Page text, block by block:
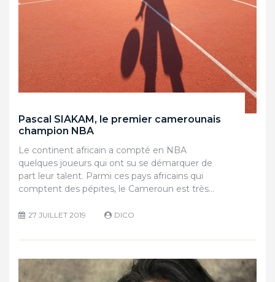
Pascal SIAKAM, le premier camerounais
champion NBA
Le continent africain a compté en NBA
quelques joueurs qui ont su se démarquer de
part leur talent. Parmi ces pays africains qui
comptent des pépites, le Cameroun est très…
27 JUILLET 2019 DICO